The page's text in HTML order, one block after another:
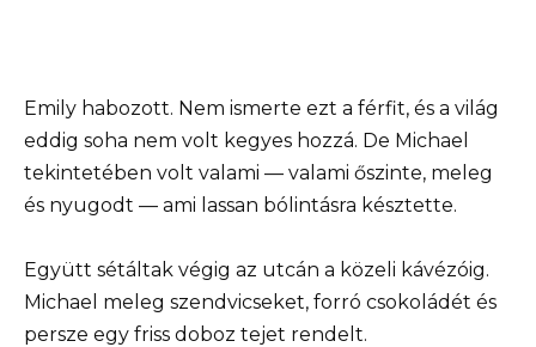
Emily habozott. Nem ismerte ezt a férfit, és a világ
eddig soha nem volt kegyes hozzá. De Michael
tekintetében volt valami — valami őszinte, meleg
és nyugodt — ami lassan bólintásra késztette.
Együtt sétáltak végig az utcán a közeli kávézóig.
Michael meleg szendvicseket, forró csokoládét és
persze egy friss doboz tejet rendelt.